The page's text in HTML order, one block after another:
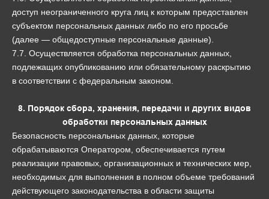
доступ неограниченного круга лиц к которым предоставлен
субъектом персональных данных либо по его просьбе
(далее — общедоступные персональные данные).
7.7. Осуществляется обработка персональных данных,
подлежащих опубликованию или обязательному раскрытию
в соответствии с федеральным законом.
8. Порядок сбора, хранения, передачи и других видов
обработки персональных данных
Безопасность персональных данных, которые
обрабатываются Оператором, обеспечивается путем
реализации правовых, организационных и технических мер,
необходимых для выполнения в полном объеме требований
действующего законодательства в области защиты